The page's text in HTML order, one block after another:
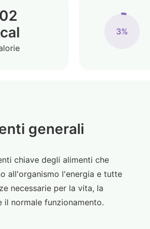
3%
generali
chiave degli alimenti che
all'organismo l'energia e tutte
necessarie per la vita, la
il normale funzionamento.